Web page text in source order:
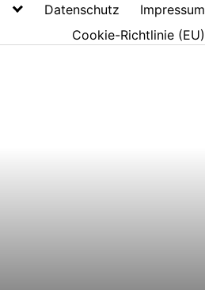
Datenschutz
Impressum
Cookie-Richtlinie (EU)